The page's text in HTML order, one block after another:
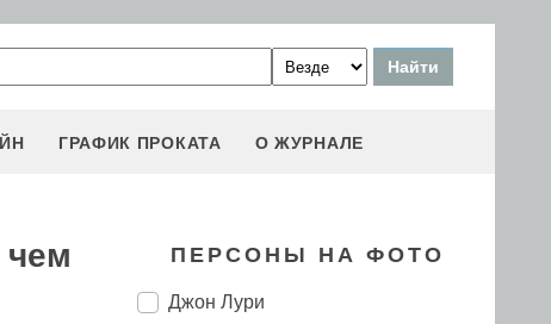
ГРАФИК ПРОКАТА О ЖУРНАЛЕ
ПЕРСОНЫ НА ФОТО
Джон Лури